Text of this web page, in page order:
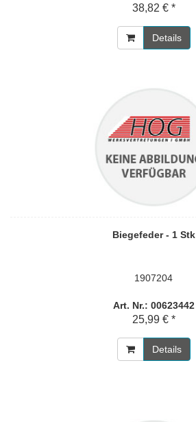
38,82 € *
Details
Biegefeder - 1 Stk
1907204
Art. Nr.: 00623442
25,99 € *
Details